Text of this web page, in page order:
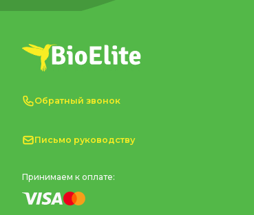
Обратный звонок
Письмо руководству
Принимаем к оплате: